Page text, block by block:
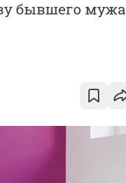
бывшего мужа